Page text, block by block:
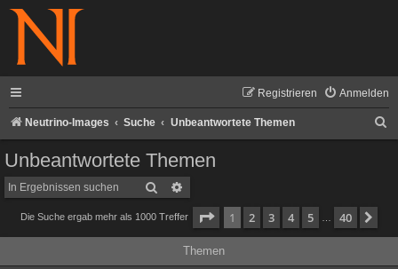
Anmelden
Registrieren
Neutrino-Images Suche Unbeantwortete Themen
Unbeantwortete Themen
Suche
Die Suche ergab mehr als 1000 Treffer Seite 1von 40
1 2 3 4 5 40
Themen